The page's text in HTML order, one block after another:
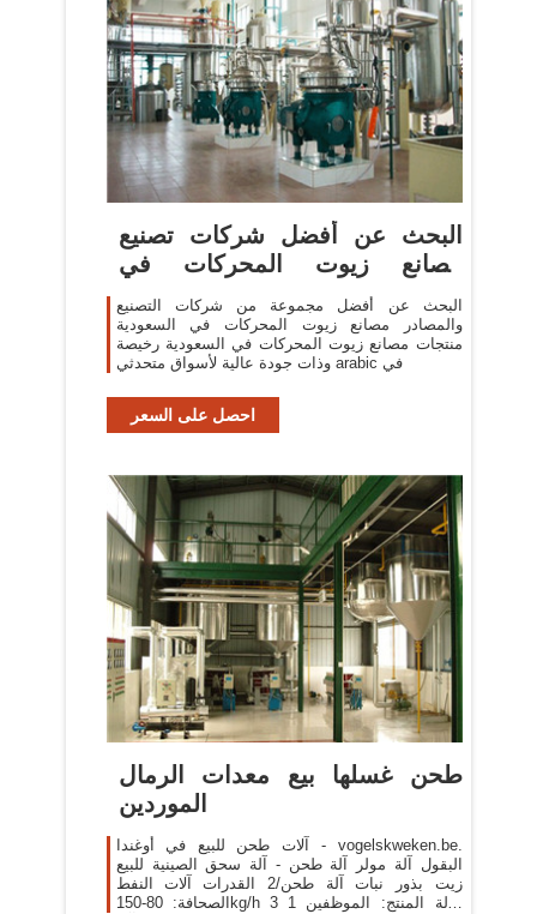
البحث عن أفضل شركات تصنيع
مصانع زيوت المحركات في
البحث عن أفضل مجموعة من شركات التصنيع
والمصادر مصانع زيوت المحركات في السعودية
منتجات مصانع زيوت المحركات في السعودية رخيصة
وذات جودة عالية لأسواق متحدثي arabic في
احصل على السعر
طحن غسلها بيع معدات الرمال
الموردين
آلات طحن للبيع في أوغندا - vogelskweken.be.
البقول آلة مولر آلة طحن - آلة سحق الصينية للبيع
زيت بذور نبات آلة طحن/2 القدرات آلات النفط
الصحافة: 80-150kg/h 3 حالة المنتج: الموظفين 1